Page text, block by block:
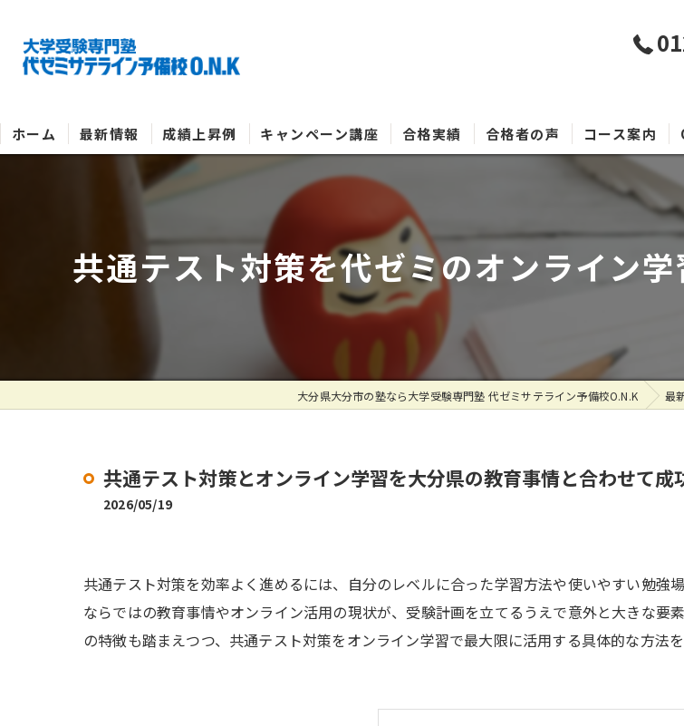
ホーム 最新情報 成績上昇例 キャンペーン講座 合格実績 合格者の声 コース案内
共通テスト対策を代ゼミのオンライン
大分県大分市の塾なら大学受験専門塾 代ゼミサテライン予備校O.N.K 最
共通テスト対策とオンライン学習を大分県の教育事情と合わせて成
2026/05/19
共通テスト対策を効率よく進めるには、自分のレベルに合った学習方法や使いやすい勉
ならではの教育事情やオンライン活用の現状が、受験計画を立てるうえで意外と大きな
の特徴も踏まえつつ、共通テスト対策をオンライン学習で最大限に活用する具体的な方法を